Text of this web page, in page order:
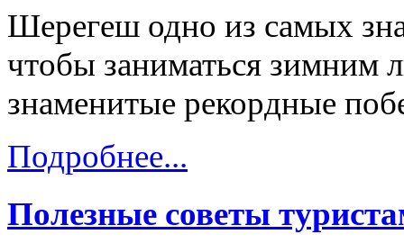
Шерегеш одно из самых
чтобы заниматься зимним
знаменитые рекордные
Подробнее...
Полезные советы